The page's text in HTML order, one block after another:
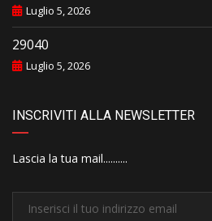
Luglio 5, 2026
29040
Luglio 5, 2026
INSCRIVITI ALLA NEWSLETTER
Lascia la tua mail..........